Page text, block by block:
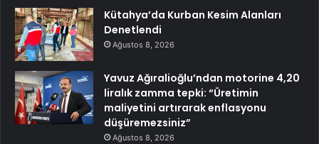
Kütahya’da Kurban Kesim Alanları
Denetlendi
Ağustos 8, 2026
Yavuz Ağıralioğlu’ndan motorine 4,20
liralık zamma tepki: “Üretimin
maliyetini artırarak enflasyonu
düşüremezsiniz”
Ağustos 8, 2026